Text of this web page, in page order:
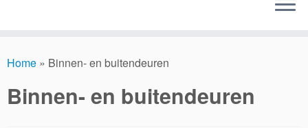
Home » Binnen- en buitendeuren
Binnen- en buitendeuren